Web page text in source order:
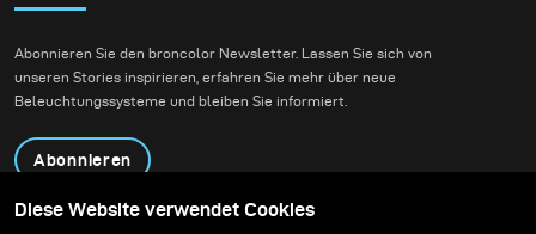
Abonnieren Sie den broncolor Newsletter. Lassen Sie sich von
unseren Stories inspirieren, erfahren Sie mehr über neue
Beleuchtungssysteme und bleiben Sie informiert.
Abonnieren
Diese Website verwendet Cookies